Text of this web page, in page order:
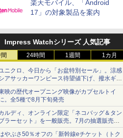
楽天モバイル、「Android
17」の対象製品を案内
Impress Watchシリーズ 人気記事
24時間 1週間 1カ月
ニクロ、今日から「お盆特別セール」。涼感
アサッカーワンピース待望値下げ、撥水ギア
ョーツは1990円に
映の歴代オープニング映像がカプセルトイ
。全5種で8月下旬発売
ルディ、オンライン限定「ネコバッグ＆タン
ラーセット」を一般販売。7月の抽選販売の
選無効分
やぶさ50％オフの「新幹線eチケット（トク